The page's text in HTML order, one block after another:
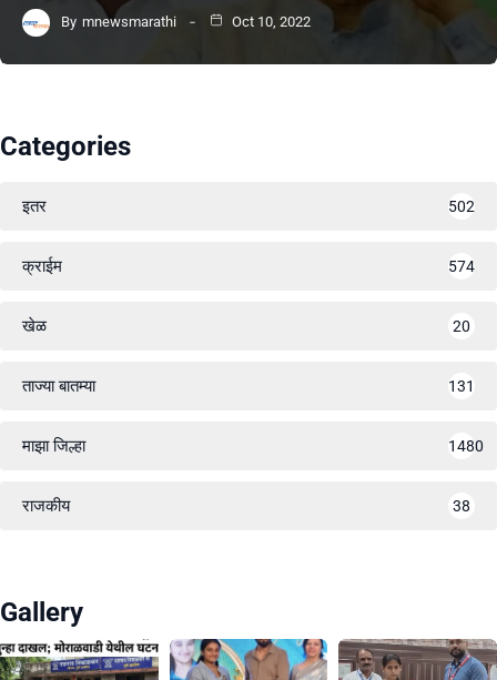
By mnewsmarathi Oct 10, 2022
Categories
इतर 502
क्राईम 574
खेळ 20
ताज्या बातम्या 131
माझा जिल्हा 1480
राजकीय 38
Gallery